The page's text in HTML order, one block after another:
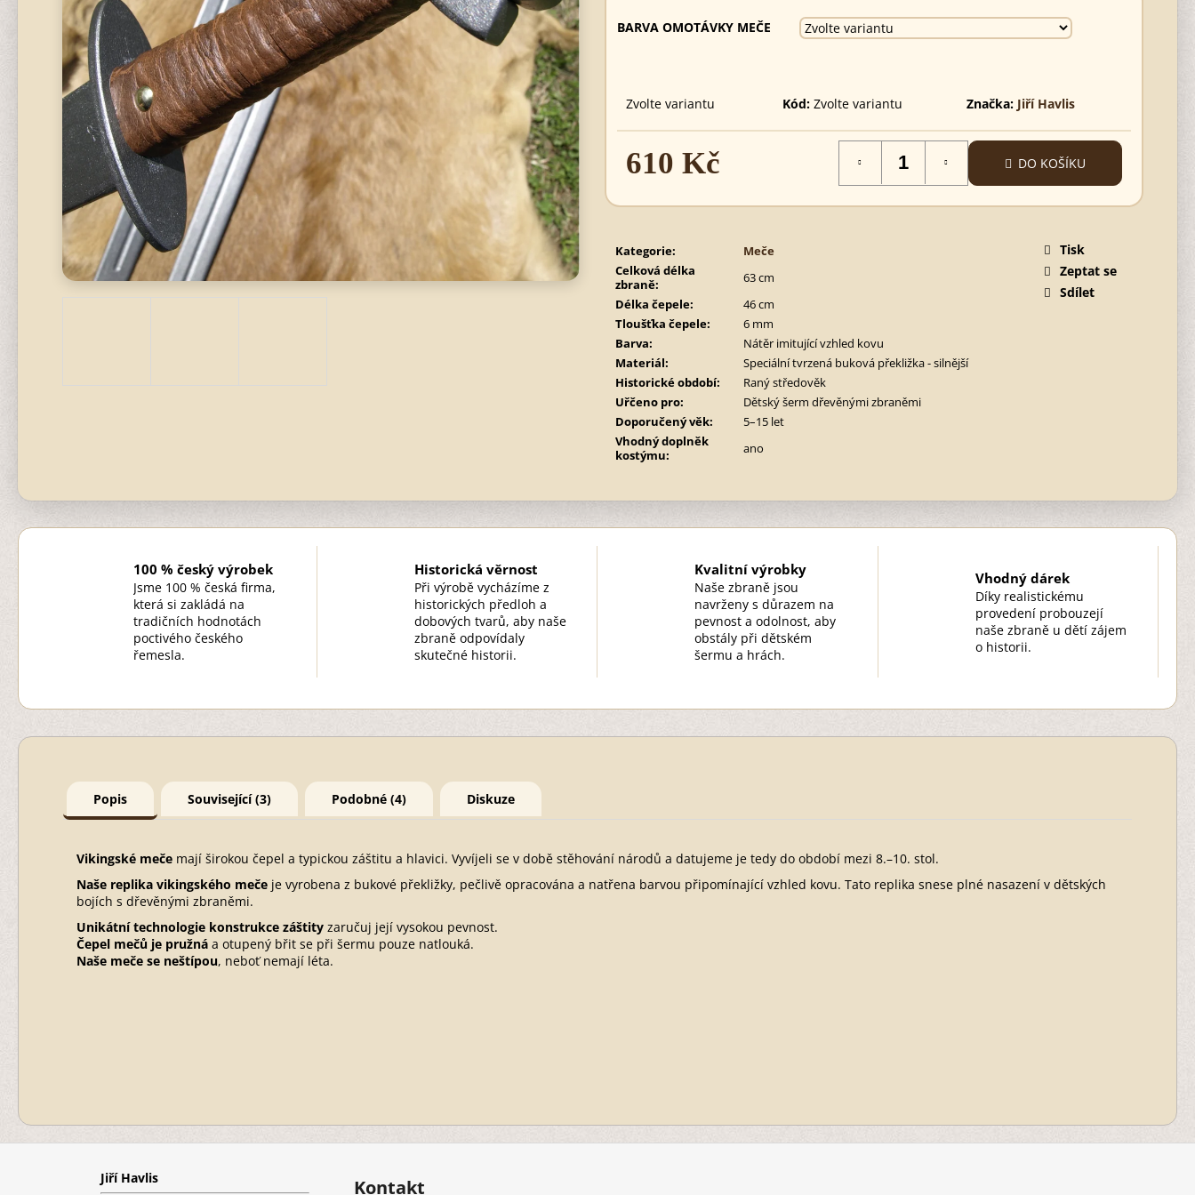
BARVA OMOTÁVKY MEČE
Zvolte variantu Kód: Zvolte variantu Značka: Jiří Havlis
610 Kč
cena:
DO KOŠÍKU
Kategorie:
Meče
Celková délka
zbraně:
63 cm
Délka čepele:
46 cm
Tloušťka čepele:
6 mm
Barva:
Nátěr imitující vzhled kovu
Materiál:
Speciální tvrzená buková překližka - silnější
Historické období:
Raný středověk
Uřčeno pro:
Dětský šerm dřevěnými zbraněmi
Doporučený věk:
5–15 let
Vhodný doplněk
kostýmu: ano
Tisk
Zeptat se
Sdílet
100 % český výrobek
Jsme 100 % česká firma,
která si zakládá na
tradičních hodnotách
poctivého českého
řemesla.
Historická věrnost
Při výrobě vycházíme z
historických předloh a
dobových tvarů, aby naše
zbraně odpovídaly
skutečné historii.
Kvalitní výrobky
Naše zbraně jsou
navrženy s důrazem na
pevnost a odolnost, aby
obstály při dětském
šermu a hrách.
Vhodný dárek
Díky realistickému
provedení probouzejí
naše zbraně u dětí zájem
o historii.
Popis Související (3) Podobné (4) Diskuze
Vikingské meče mají širokou čepel a typickou záštitu a hlavici. Vyvíjeli se v době stěhování národů a datujeme je tedy do období mezi 8.–10. stol.
Naše replika vikingského meče je vyrobena z bukové překližky, pečlivě opracována a natřena barvou připomínající vzhled kovu. Tato replika snese plné nasazení v dětských
bojích s dřevěnými zbraněmi.
Unikátní technologie konstrukce záštity zaručuj její vysokou pevnost.
Čepel mečů je pružná a otupený břit se při šermu pouze natlouká.
Naše meče se neštípou, neboť nemají léta.
620 Kč 495 Kč
Z
Jiří Havlis Kontakt